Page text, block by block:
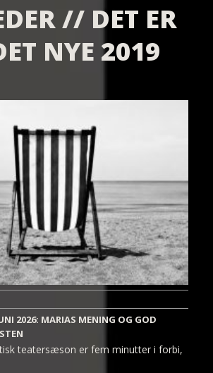
// DET ER
NYE 2019
2026: MARIAS MENING OG GOD
teatersæson er fem minutter i forbi,